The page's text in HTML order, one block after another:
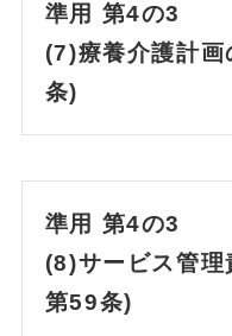
準用 第4の3
(7)療養介護計
条)
準用 第4の3
(8)サービス管理
第59条)